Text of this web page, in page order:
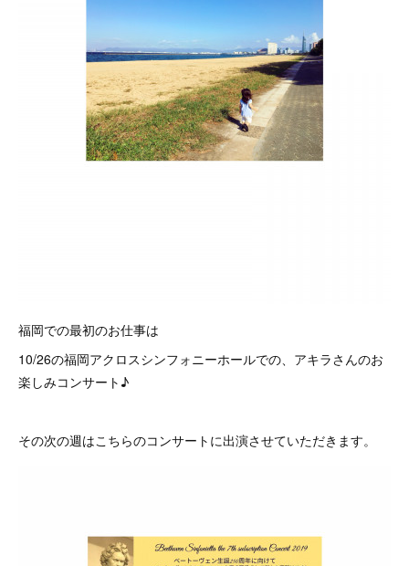
福岡での最初のお仕事は
10/26の福岡アクロスシンフォニーホールでの、アキラさんのお
楽しみコンサート♪
その次の週はこちらのコンサートに出演させていただきます。